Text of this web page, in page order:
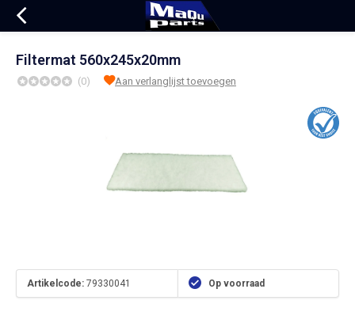
Filtermat 560x245x20mm
(0) Aan verlanglijst toevoegen
Artikelcode: 79330041 Op voorraad